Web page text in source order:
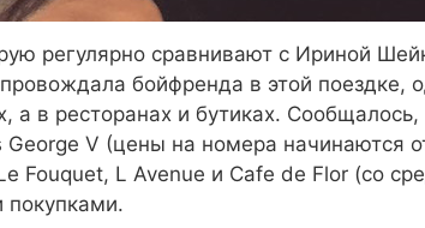
регулярно сравнивают с Ириной
бойфренда в этой поездке,
а в ресторанах и бутиках.
George V (цены на номера начинаются
Fouquet, L Avenue и Cafe de Flor (со
покупками.